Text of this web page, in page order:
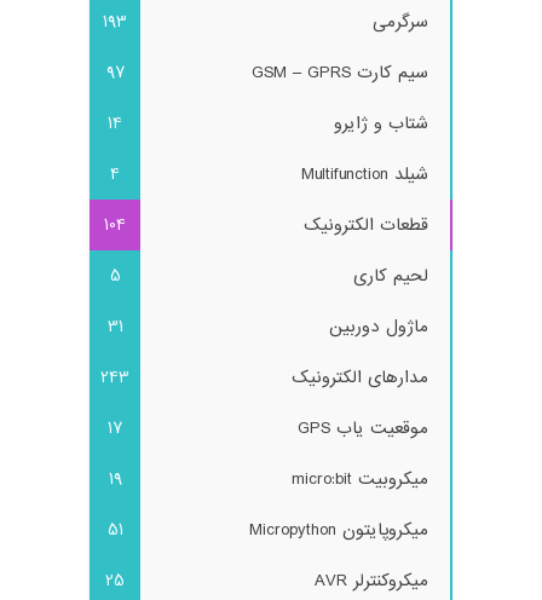
سرگرمی
193
سیم کارت GSM – GPRS
97
شتاب و ژایرو
14
شیلد Multifunction
4
قطعات الکترونیک
104
لحیم کاری
5
ماژول دوربین
31
مدارهای الکترونیک
243
موقعیت یاب GPS
17
میکروبیت micro:bit
19
میکروپایتون Micropython
51
میکروکنترلر AVR
25